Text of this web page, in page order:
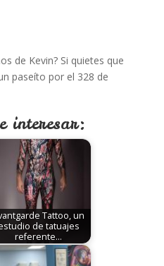
de Kevin? Si quietes que
paseíto por el 328 de
interesar:
Tattoo, un
de tatuajes
referente…